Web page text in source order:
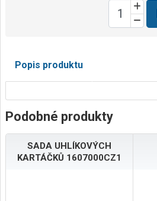
Popis produktu
Podobné produkty
SADA UHLÍKOVÝCH
KARTÁČKŮ 1607000CZ1